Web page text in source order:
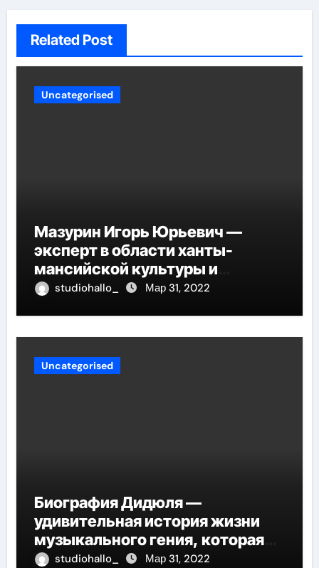
Related Post
Uncategorised
Мазурин Игорь Юрьевич —
эксперт в области ханты-
мансийской культуры и
искусства, рассказываем о его
studiohallo_ Мар 31, 2022
Uncategorised
Биография Дидюля —
удивительная история жизни
музыкального гения, которая
проникнет в самые глубины
studiohallo_ Мар 31, 2022